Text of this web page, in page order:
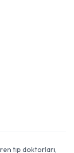
tıp doktorları,